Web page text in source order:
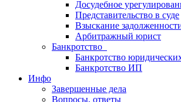
Досудебное
Представительство в суде
Взыскание
Арбитражный юрист
Банкротство
Банкротство
Банкротство ИП
Инфо
Завершенные дела
Вопросы, ответы